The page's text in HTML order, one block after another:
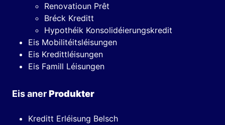
Renovatioun Prêt
Bréck Kreditt
Hypothéik Konsolidéierungskredit
Eis Mobilitéitsléisungen
Eis Kredittléisungen
Eis Famill Léisungen
Eis anerProdukter
Kreditt Erléisung Belsch